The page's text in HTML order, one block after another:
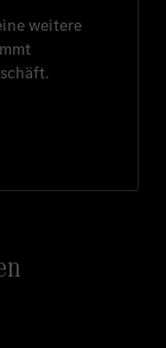
weitere